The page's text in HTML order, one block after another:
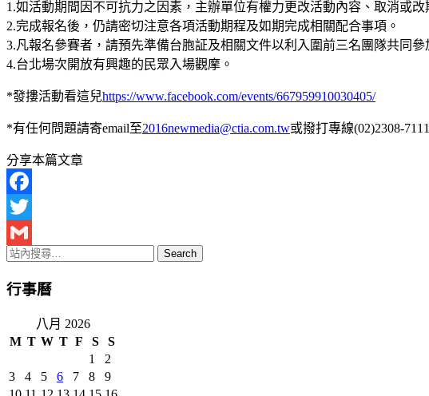
1.如活動期間因不可抗力之因素，主辦單位有權力更改活動內容、取消或改
2.完成報名後，仍請密切注意各項活動期程及如期完成相關配合事項。
3.凡報名參賽者，請預先準備台胞証及相關文件以利入圍前三名團隊共同
4.台北場次開放有興趣的民眾入場觀摩。
*發摟活動看這兒https://www.facebook.com/events/667959910030405/
*有任何問題請寄email至2016newmedia@ctia.com.tw或撥打專線(02)2308-
分享本篇文章
Facebook
Twitter
Gmail
行事曆
八月 2026
M T W T F S
S
1
2
3
4 5 6 7 8
9